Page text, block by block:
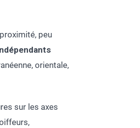
peu
orientale,
sur les axes